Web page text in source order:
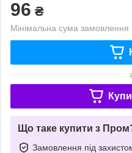
96 ₴
Мінімальна сума
Що таке купити з
Замовлення під